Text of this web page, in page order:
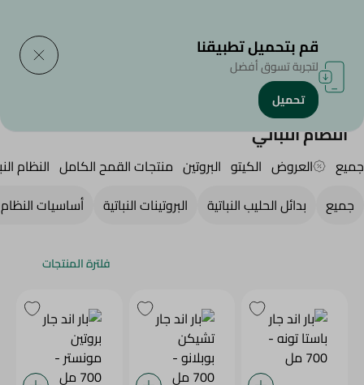
الرئيسية /
Diets النظام النباتي
النظام النباتي
جميع العروض الكيتو البروتين منتجات القمح الكامل النظام
جميع
بدائل الحليب النباتية البروتينات النباتية أساسيات النظام
فلترة المنتجات
قم بتحميل تطبيقنا
لتجربة تسوق أفضل
تحميل